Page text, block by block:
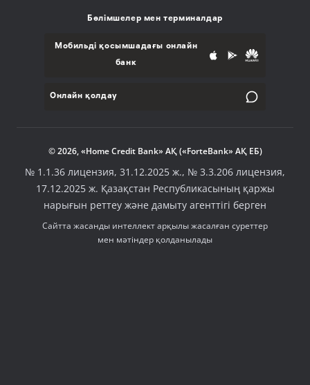
Бөлімшелер мен терминалдар
Мобильді қосымшадағы онлайн
банк
Онлайн қолдау
© 2026, «Home Credit Bank» АҚ («ForteBank» АҚ ЕБ)
№ 1.1.36 лицензия, 31.12.2025 ж., № 3.3.206 лицензия,
17.12.2025 ж. Қазақстан Республикасының қаржы
нарығын реттеу және дамыту агенттігі берген
Сайтта жасанды интеллект арқылы жасалған суреттер
мен мәтіндер қолданылады